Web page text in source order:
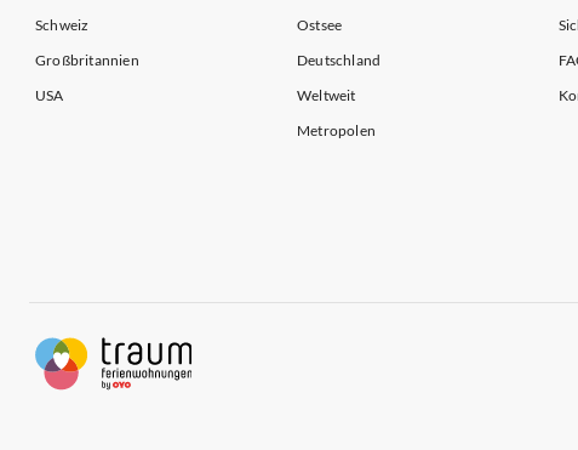
Schweiz
Großbritannien
USA
Ostsee
Deutschland
Weltweit
Metropolen